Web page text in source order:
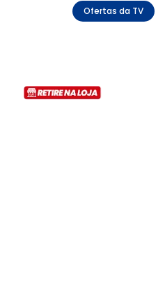
Ofertas da TV